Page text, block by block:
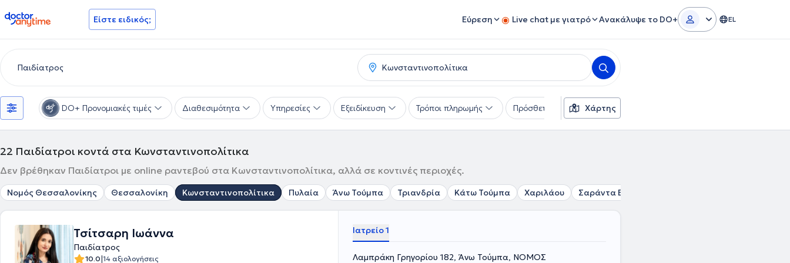
doctoranytime Είστε ειδικός; Εύρεση Live chat με γιατρό Ανακάλυψε το DO+ EL
DO+ Προνομιακές τιμές Διαθεσιμότητα Υπηρεσίες Εξειδίκευση Τρόποι πληρωμής Πρόσθετα φίλτρα Γλώσσες
Χάρτης
22 Παιδίατροι κοντά στα Κωνσταντινοπολίτικα
Δεν βρέθηκαν Παιδίατροι με online ραντεβού στα Κωνσταντινοπολίτικα, αλλά σε κοντινές περιοχές.
Νομός Θεσσαλονίκης Θεσσαλονίκη Κωνσταντινοπολίτικα Πυλαία Άνω Τούμπα Τριανδρία Κάτω Τούμπα Χαριλάου Σαράντα Εκκλησιές
Τσίτσαρη Ιωάννα
Παιδίατρος
10.0|14 αξιολογήσεις
Ιατρείο 1
Λαμπράκη Γρηγορίου 182, Άνω Τούμπα, ΝΟΜΟΣ